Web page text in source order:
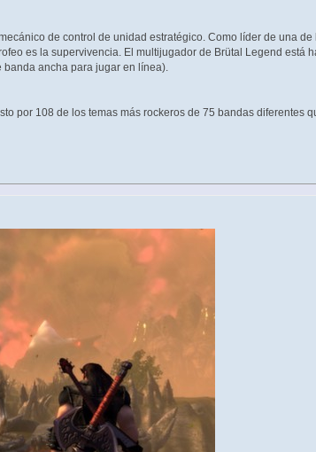
de control de unidad estratégico. Como líder de una de
es la supervivencia. El multijugador de Brütal Legend está
ancha para jugar en línea).
por 108 de los temas más rockeros de 75 bandas diferentes